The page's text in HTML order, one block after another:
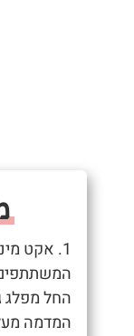
1. אקט
החל מפלג
המדמה